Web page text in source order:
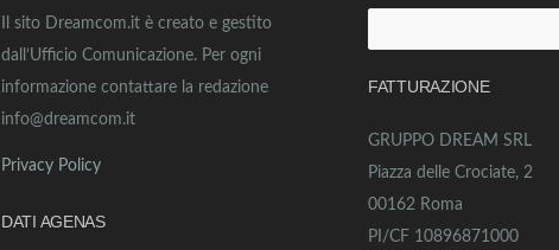
Il sito Dreamcom.it è creato e gestito
dall’Ufficio Comunicazione. Per ogni
informazione contattare la redazione
info@dreamcom.it
Privacy Policy
DATI AGENAS
per:
FATTURAZIONE
GRUPPO DREAM SRL
Piazza delle Crociate, 2
00162 Roma
PI/CF 10896871000